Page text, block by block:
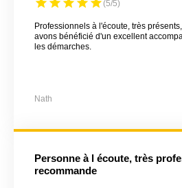
(5/5)
Professionnels à l'écoute, très
avons bénéficié d'un excellent
les démarches.
Nath
Personne à l écoute, très professionnel, je
recommande